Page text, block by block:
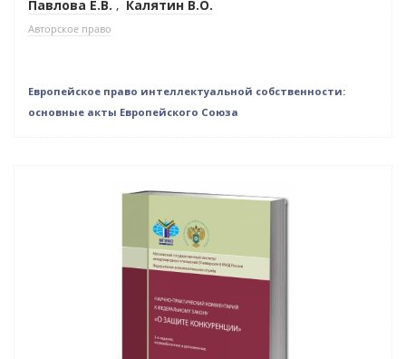
Павлова Е.В. , Калятин В.О.
Авторское право
Европейское право интеллектуальной собственности:
основные акты Европейского Союза